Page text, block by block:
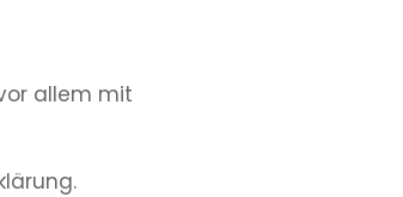
allem mit